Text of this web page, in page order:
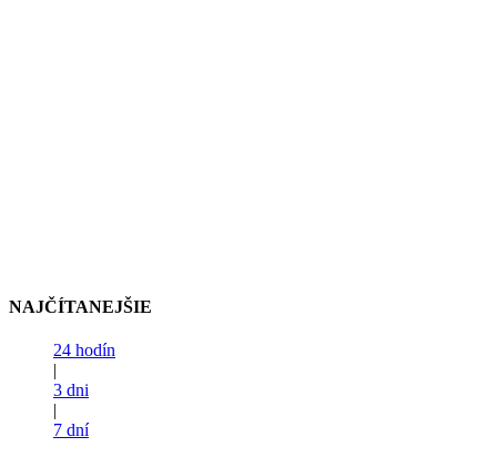
NAJČÍTANEJŠIE
24 hodín
|
3 dni
|
7 dní